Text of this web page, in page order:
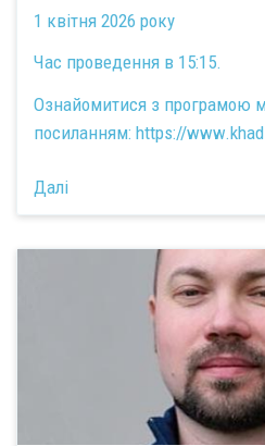
1 квітня 2026 року
Час проведення в 15:15.
Ознайомитися з програмою
посиланням: https://
Далі